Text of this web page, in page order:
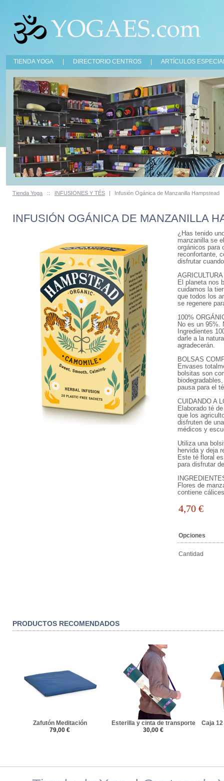
TIENDA YOGA DIRECTORIO CENTROS ARTÍCULOS
Tienda Yoga :: INFUSIONES Y TÉS | Infusión Ogánica de Manzanilla Hampstead
INFUSIÓN OGÁNICA DE MANZANILLA
¿Has tenido
manzanilla se
orgánicos para
reconfortante,
disfrutar
El planeta nos
cuidamos la
que todos los
se regenere
100%
No es un 95%.
Ingredientes
darle a la
agradecerán.
BOLSAS
Envases
bolsitas son
pausa para el
CUIDANDO A
Elaborado té
que los
disfruten de
médicos y
Utiliza una
hervida y deja
Este té floral
para disfrutar
Flores de
contiene
4,70 €
Opciones
Cantidad
PRODUCTOS RECOMENDADOS
Zafutón Meditación
79,00 €
Esterilla y cinta de transporte
30,00 €
Caja